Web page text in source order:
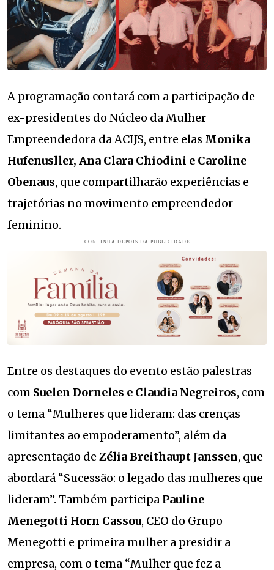
A programação contará com a participação de
ex-presidentes do Núcleo da Mulher
Empreendedora da ACIJS, entre elas Monika
Hufenusller, Ana Clara Chiodini e Caroline
Obenaus, que compartilharão experiências e
trajetórias no movimento empreendedor
feminino.
Entre os destaques do evento estão palestras
com Suelen Dorneles e Claudia Negreiros, com
o tema “Mulheres que lideram: das crenças
limitantes ao empoderamento”, além da
apresentação de Zélia Breithaupt Janssen, que
abordará “Sucessão: o legado das mulheres que
lideram”. Também participa Pauline
Menegotti Horn Cassou, CEO do Grupo
Menegotti e primeira mulher a presidir a
empresa, com o tema “Mulher que fez a